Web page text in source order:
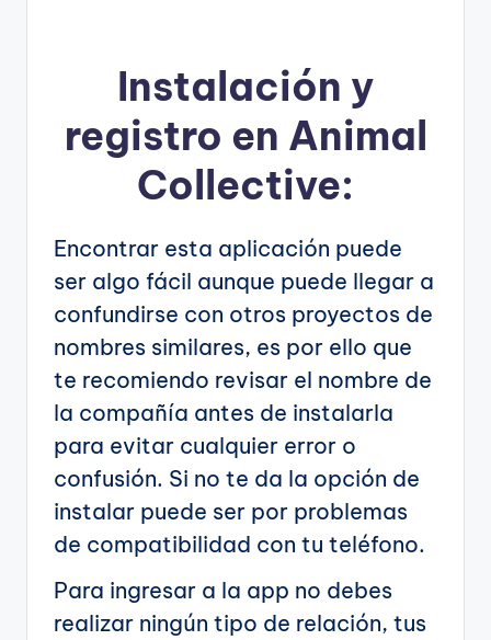
Instalación y
registro en Animal
Collective:
Encontrar esta aplicación puede
ser algo fácil aunque puede llegar a
confundirse con otros proyectos de
nombres similares, es por ello que
te recomiendo revisar el nombre de
la compañía antes de instalarla
para evitar cualquier error o
confusión. Si no te da la opción de
instalar puede ser por problemas
de compatibilidad con tu teléfono.
Para ingresar a la app no debes
realizar ningún tipo de relación, tus